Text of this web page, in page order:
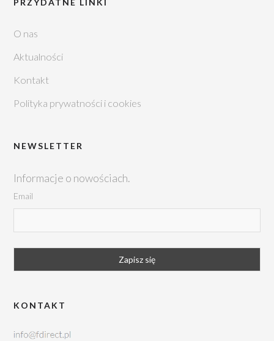
PRZYDATNE LINKI
O nas
Aktualności
Kontakt
Polityka prywatności i cookies
NEWSLETTER
Informacje o nowościach.
Email
KONTAKT